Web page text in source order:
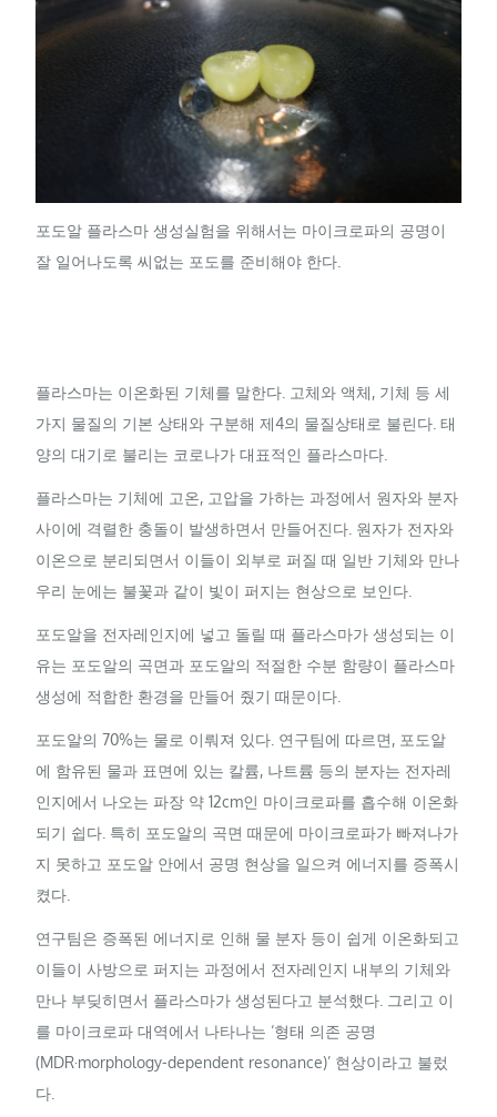
포도알 플라스마 생성실험을 위해서는 마이크로파의 공명이
잘 일어나도록 씨없는 포도를 준비해야 한다.
플라스마는 이온화된 기체를 말한다. 고체와 액체, 기체 등 세
가지 물질의 기본 상태와 구분해 제4의 물질상태로 불린다. 태
양의 대기로 불리는 코로나가 대표적인 플라스마다.
플라스마는 기체에 고온, 고압을 가하는 과정에서 원자와 분자
사이에 격렬한 충돌이 발생하면서 만들어진다. 원자가 전자와
이온으로 분리되면서 이들이 외부로 퍼질 때 일반 기체와 만나
우리 눈에는 불꽃과 같이 빛이 퍼지는 현상으로 보인다.
포도알을 전자레인지에 넣고 돌릴 때 플라스마가 생성되는 이
유는 포도알의 곡면과 포도알의 적절한 수분 함량이 플라스마
생성에 적합한 환경을 만들어 줬기 때문이다.
포도알의 70%는 물로 이뤄져 있다. 연구팀에 따르면, 포도알
에 함유된 물과 표면에 있는 칼륨, 나트륨 등의 분자는 전자레
인지에서 나오는 파장 약 12cm인 마이크로파를 흡수해 이온화
되기 쉽다. 특히 포도알의 곡면 때문에 마이크로파가 빠져나가
지 못하고 포도알 안에서 공명 현상을 일으켜 에너지를 증폭시
켰다.
연구팀은 증폭된 에너지로 인해 물 분자 등이 쉽게 이온화되고
이들이 사방으로 퍼지는 과정에서 전자레인지 내부의 기체와
만나 부딪히면서 플라스마가 생성된다고 분석했다. 그리고 이
를 마이크로파 대역에서 나타나는 ‘형태 의존 공명
(MDR·morphology-dependent resonance)’ 현상이라고 불렀
다.